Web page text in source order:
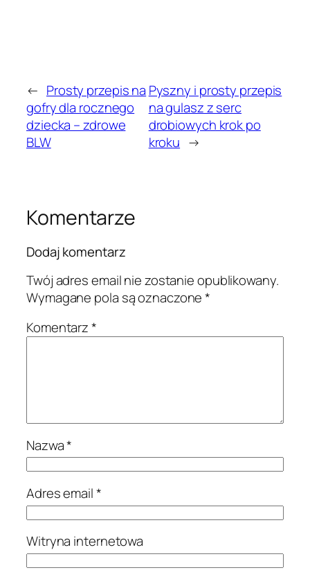
← Prosty przepis na
gofry dla rocznego
dziecka – zdrowe
BLW
Pyszny i prosty przepis
na gulasz z serc
drobiowych krok po
kroku →
Komentarze
Dodaj komentarz
Twój adres email nie zostanie opublikowany.
Wymagane pola są oznaczone*
Komentarz*
Nazwa*
Adres email*
Witryna internetowa